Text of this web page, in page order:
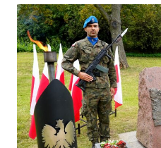
NA
ŚWIĘTY
KRZYŻ!